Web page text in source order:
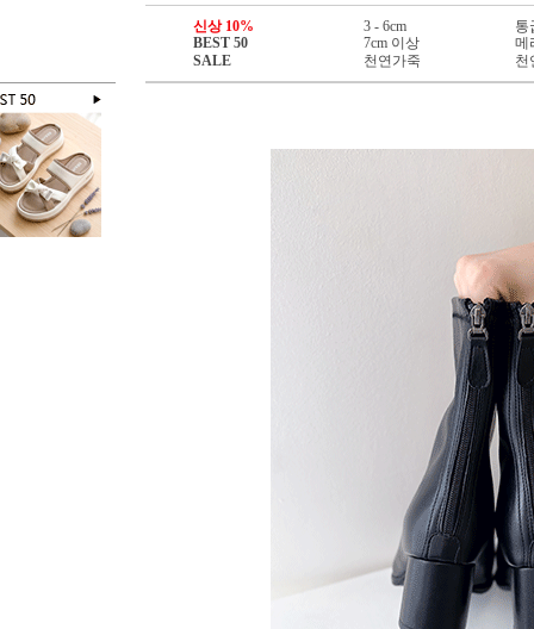
신상 10%
BEST 50
SALE
3 - 6cm
7cm 이상
천연가죽
통
메
천